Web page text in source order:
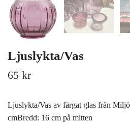
Ljuslykta/Vas
65 kr
Ljuslykta/Vas av färgat glas från
cmBredd: 16 cm på mitten